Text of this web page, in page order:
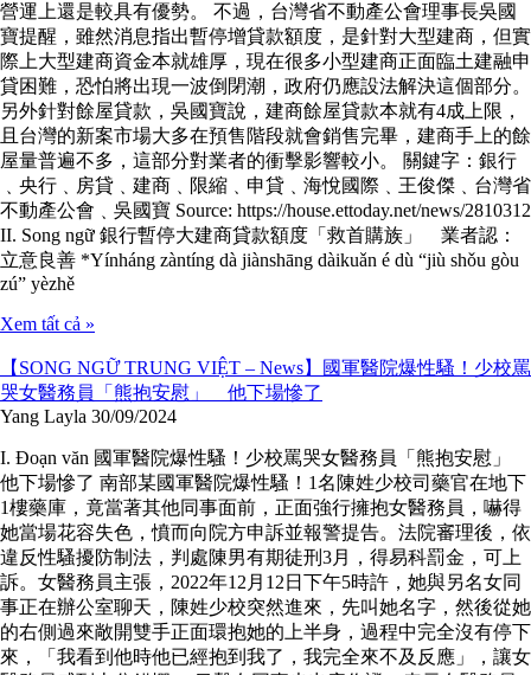
營運上還是較具有優勢。 不過，台灣省不動產公會理事長吳國
寶提醒，雖然消息指出暫停增貸款額度，是針對大型建商，但實
際上大型建商資金本就雄厚，現在很多小型建商正面臨土建融申
貸困難，恐怕將出現一波倒閉潮，政府仍應設法解決這個部分。
另外針對餘屋貸款，吳國寶說，建商餘屋貸款本就有4成上限，
且台灣的新案市場大多在預售階段就會銷售完畢，建商手上的餘
屋量普遍不多，這部分對業者的衝擊影響較小。 關鍵字：銀行
﹑央行﹑房貸﹑建商﹑限縮﹑申貸﹑海悅國際﹑王俊傑﹑台灣省
不動產公會﹑吳國寶 Source: https://house.ettoday.net/news/2810312
II. Song ngữ 銀行暫停大建商貸款額度「救首購族」 業者認：
立意良善 *Yínháng zàntíng dà jiànshāng dàikuǎn é dù “jiù shǒu gòu
zú” yèzhě
Xem tất cả »
【SONG NGỮ TRUNG VIỆT – News】國軍醫院爆性騷！少校罵
哭女醫務員「熊抱安慰」 他下場慘了
Yang Layla 30/09/2024
I. Đoạn văn 國軍醫院爆性騷！少校罵哭女醫務員「熊抱安慰」
他下場慘了 南部某國軍醫院爆性騷！1名陳姓少校司藥官在地下
1樓藥庫，竟當著其他同事面前，正面強行擁抱女醫務員，嚇得
她當場花容失色，憤而向院方申訴並報警提告。法院審理後，依
違反性騷擾防制法，判處陳男有期徒刑3月，得易科罰金，可上
訴。女醫務員主張，2022年12月12日下午5時許，她與另名女同
事正在辦公室聊天，陳姓少校突然進來，先叫她名字，然後從她
的右側過來敞開雙手正面環抱她的上半身，過程中完全沒有停下
來，「我看到他時他已經抱到我了，我完全來不及反應」，讓女